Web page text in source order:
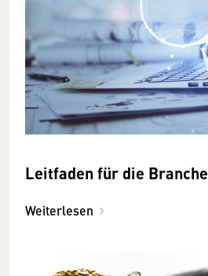
Leitfaden für die Branche
Weiterlesen